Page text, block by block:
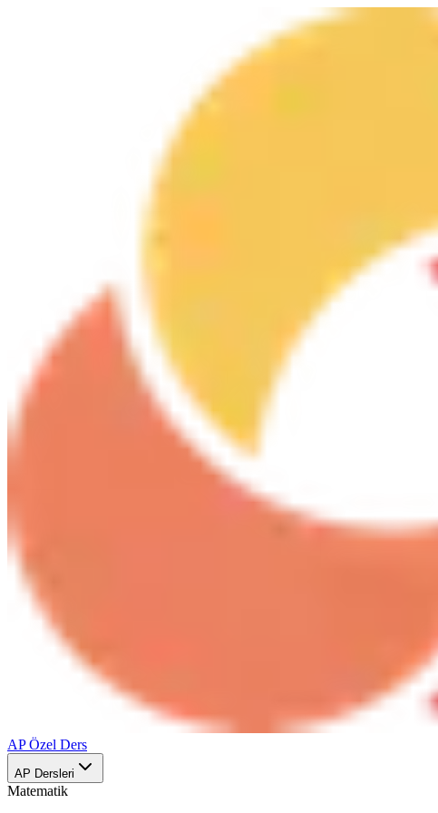
AP Özel Ders
AP Dersleri
Matematik